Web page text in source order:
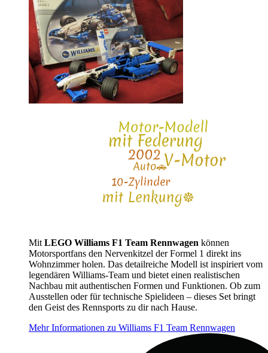
Mit LEGO Williams F1 Team Rennwagen können
Motorsportfans den Nervenkitzel der Formel 1 direkt ins
Wohnzimmer holen. Das detailreiche Modell ist inspiriert vom
legendären Williams-Team und bietet einen realistischen
Nachbau mit authentischen Formen und Funktionen. Ob zum
Ausstellen oder für technische Spielideen – dieses Set bringt
den Geist des Rennsports zu dir nach Hause.
Mehr Informationen zu Williams F1 Team Rennwagen